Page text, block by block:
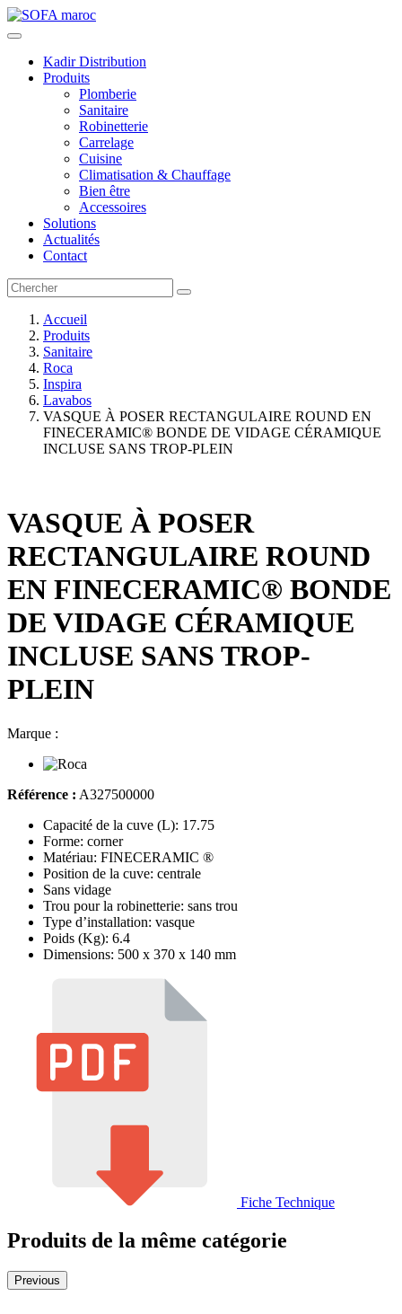
Kadir Distribution
Produits
Plomberie
Sanitaire
Robinetterie
Carrelage
Cuisine
Climatisation & Chauffage
Bien être
Accessoires
Solutions
Actualités
Contact
Accueil
Produits
Sanitaire
Roca
Inspira
Lavabos
VASQUE À POSER RECTANGULAIRE ROUND EN
FINECERAMIC® BONDE DE VIDAGE CÉRAMIQUE
INCLUSE SANS TROP-PLEIN
VASQUE À POSER
RECTANGULAIRE ROUND
EN FINECERAMIC® BONDE
DE VIDAGE CÉRAMIQUE
INCLUSE SANS TROP-
PLEIN
Marque :
Référence : A327500000
Capacité de la cuve (L): 17.75
Forme: corner
Matériau: FINECERAMIC ®
Position de la cuve: centrale
Sans vidage
Trou pour la robinetterie: sans trou
Type d’installation: vasque
Poids (Kg): 6.4
Dimensions: 500 x 370 x 140 mm
Fiche Technique
Produits de la même catégorie
Previous